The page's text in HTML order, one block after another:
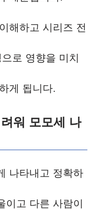
해하고 시리즈 전
로 영향을 미치
게 됩니다.
워 모모세 나
나타내고 정확하
고 다른 사람이